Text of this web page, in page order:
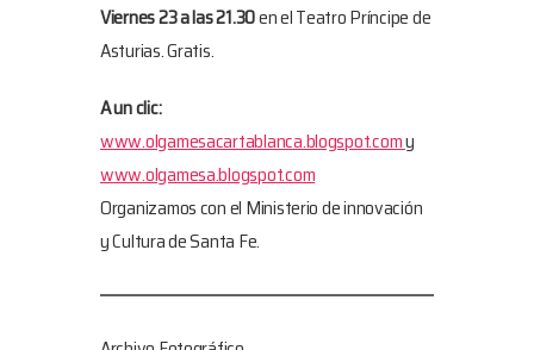
Viernes 23 a las 21.30en el Teatro Príncipe de
Asturias. Gratis.
A un clic:
www.olgamesacartablanca.blogspot.comy
www.olgamesa.blogspot.com
Organizamos con el Ministerio de innovación
y Cultura de Santa Fe.